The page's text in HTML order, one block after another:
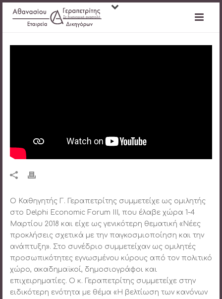
Ο Καθηγητής Γ. Γεραπετρίτης συμμετείχε ως ομιλητής
στο Delphi Economic Forum III, που έλαβε χώρα 1-4
Μαρτίου 2018 και είχε ως γενικότερη θεματική «Νέες
προκλήσεις σχετικά με την παγκοσμιοποίηση και την
ανάπτυξη». Στο συνέδριο συμμετείχαν ως ομιλητές
προσωπικότητες εγνωσμένου κύρους από τον πολιτικό
χώρο, ακαδημαϊκοί, δημοσιογράφοι και
επιχειρηματίες. Ο κ. Γεραπετρίτης συμμετείχε στην
ειδικότερη ενότητα με θέμα «Η βελτίωση των κανόνων